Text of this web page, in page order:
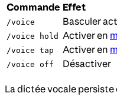
Commande Effet
/voice Basculer
/voice hold Activer en
/voice tap Activer en
/voice off Désactiver
La dictée vocale